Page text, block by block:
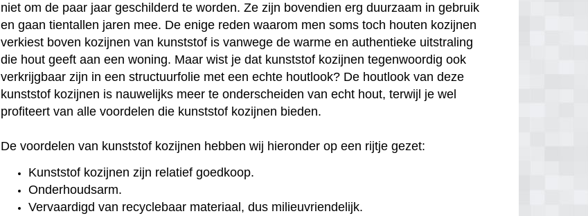
niet om de paar jaar geschilderd te worden. Ze zijn bovendien erg duurzaam in gebruik
en gaan tientallen jaren mee. De enige reden waarom men soms toch houten kozijnen
verkiest boven kozijnen van kunststof is vanwege de warme en authentieke uitstraling
die hout geeft aan een woning. Maar wist je dat kunststof kozijnen tegenwoordig ook
verkrijgbaar zijn in een structuurfolie met een echte houtlook? De houtlook van deze
kunststof kozijnen is nauwelijks meer te onderscheiden van echt hout, terwijl je wel
profiteert van alle voordelen die kunststof kozijnen bieden.
De voordelen van kunststof kozijnen hebben wij hieronder op een rijtje gezet:
Kunststof kozijnen zijn relatief goedkoop.
Onderhoudsarm.
Vervaardigd van recyclebaar materiaal, dus milieuvriendelijk.